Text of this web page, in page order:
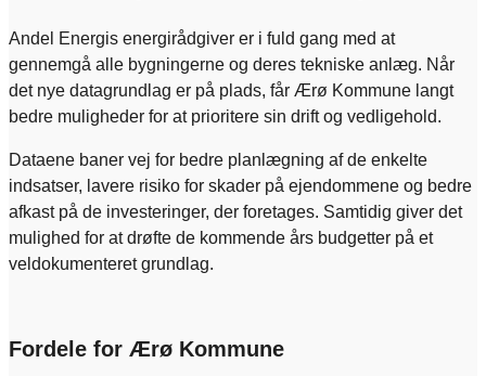
Andel Energis energirådgiver er i fuld gang med at
gennemgå alle bygningerne og deres tekniske anlæg. Når
det nye datagrundlag er på plads, får Ærø Kommune langt
bedre muligheder for at prioritere sin drift og vedligehold.
Dataene baner vej for bedre planlægning af de enkelte
indsatser, lavere risiko for skader på ejendommene og bedre
afkast på de investeringer, der foretages. Samtidig giver det
mulighed for at drøfte de kommende års budgetter på et
veldokumenteret grundlag.
Fordele for Ærø Kommune